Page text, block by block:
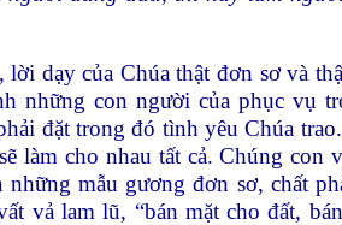
lời dạy của Chúa thật đơn sơ và
những con người của phục vụ
đặt trong đó tình yêu Chúa
làm cho nhau tất cả. Chúng con
những mẫu gương đơn sơ, chất
vả lam lũ, “bán mặt cho đất,